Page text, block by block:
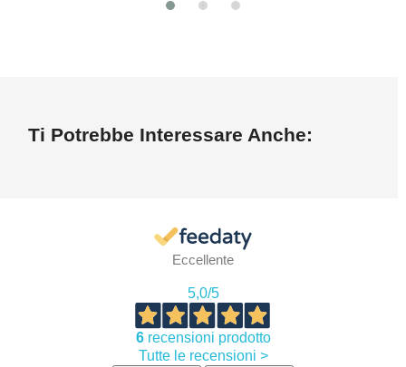
Ti Potrebbe Interessare Anche:
Eccellente
5,0/5
6recensioni prodotto
Tutte le recensioni >